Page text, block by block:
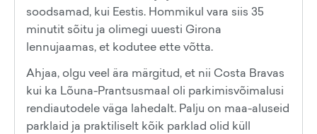
soodsamad, kui Eestis. Hommikul vara siis 35
minutit sõitu ja olimegi uuesti Girona
lennujaamas, et kodutee ette võtta.
Ahjaa, olgu veel ära märgitud, et nii Costa Bravas
kui ka Lõuna-Prantsusmaal oli parkimisvõimalusi
rendiautodele väga lahedalt. Palju on maa-aluseid
parklaid ja praktiliselt kõik parklad olid küll